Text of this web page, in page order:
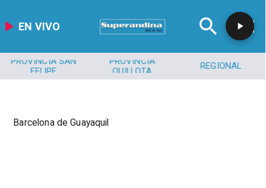
EN VIVO
PROVINCIA SAN
FELIPE
PROVINCIA
QUILLOTA
REGIONAL
Barcelona de Guayaquil